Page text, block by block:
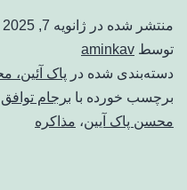
منتشر شده در ژانویه 7, 2025
توسط aminkav
دسته‌بندی شده در پاک آئین،
برچسب خورده با برجام
محسن پاک آیین، مذاکره